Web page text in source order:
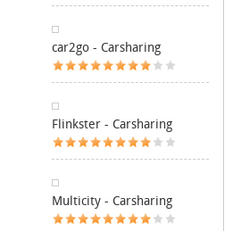
car2go - Carsharing
Flinkster - Carsharing
Multicity - Carsharing